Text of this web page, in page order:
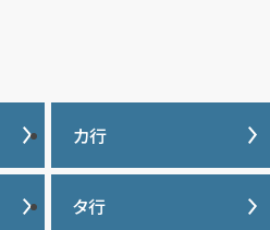
カ行
カナダグース
タ行